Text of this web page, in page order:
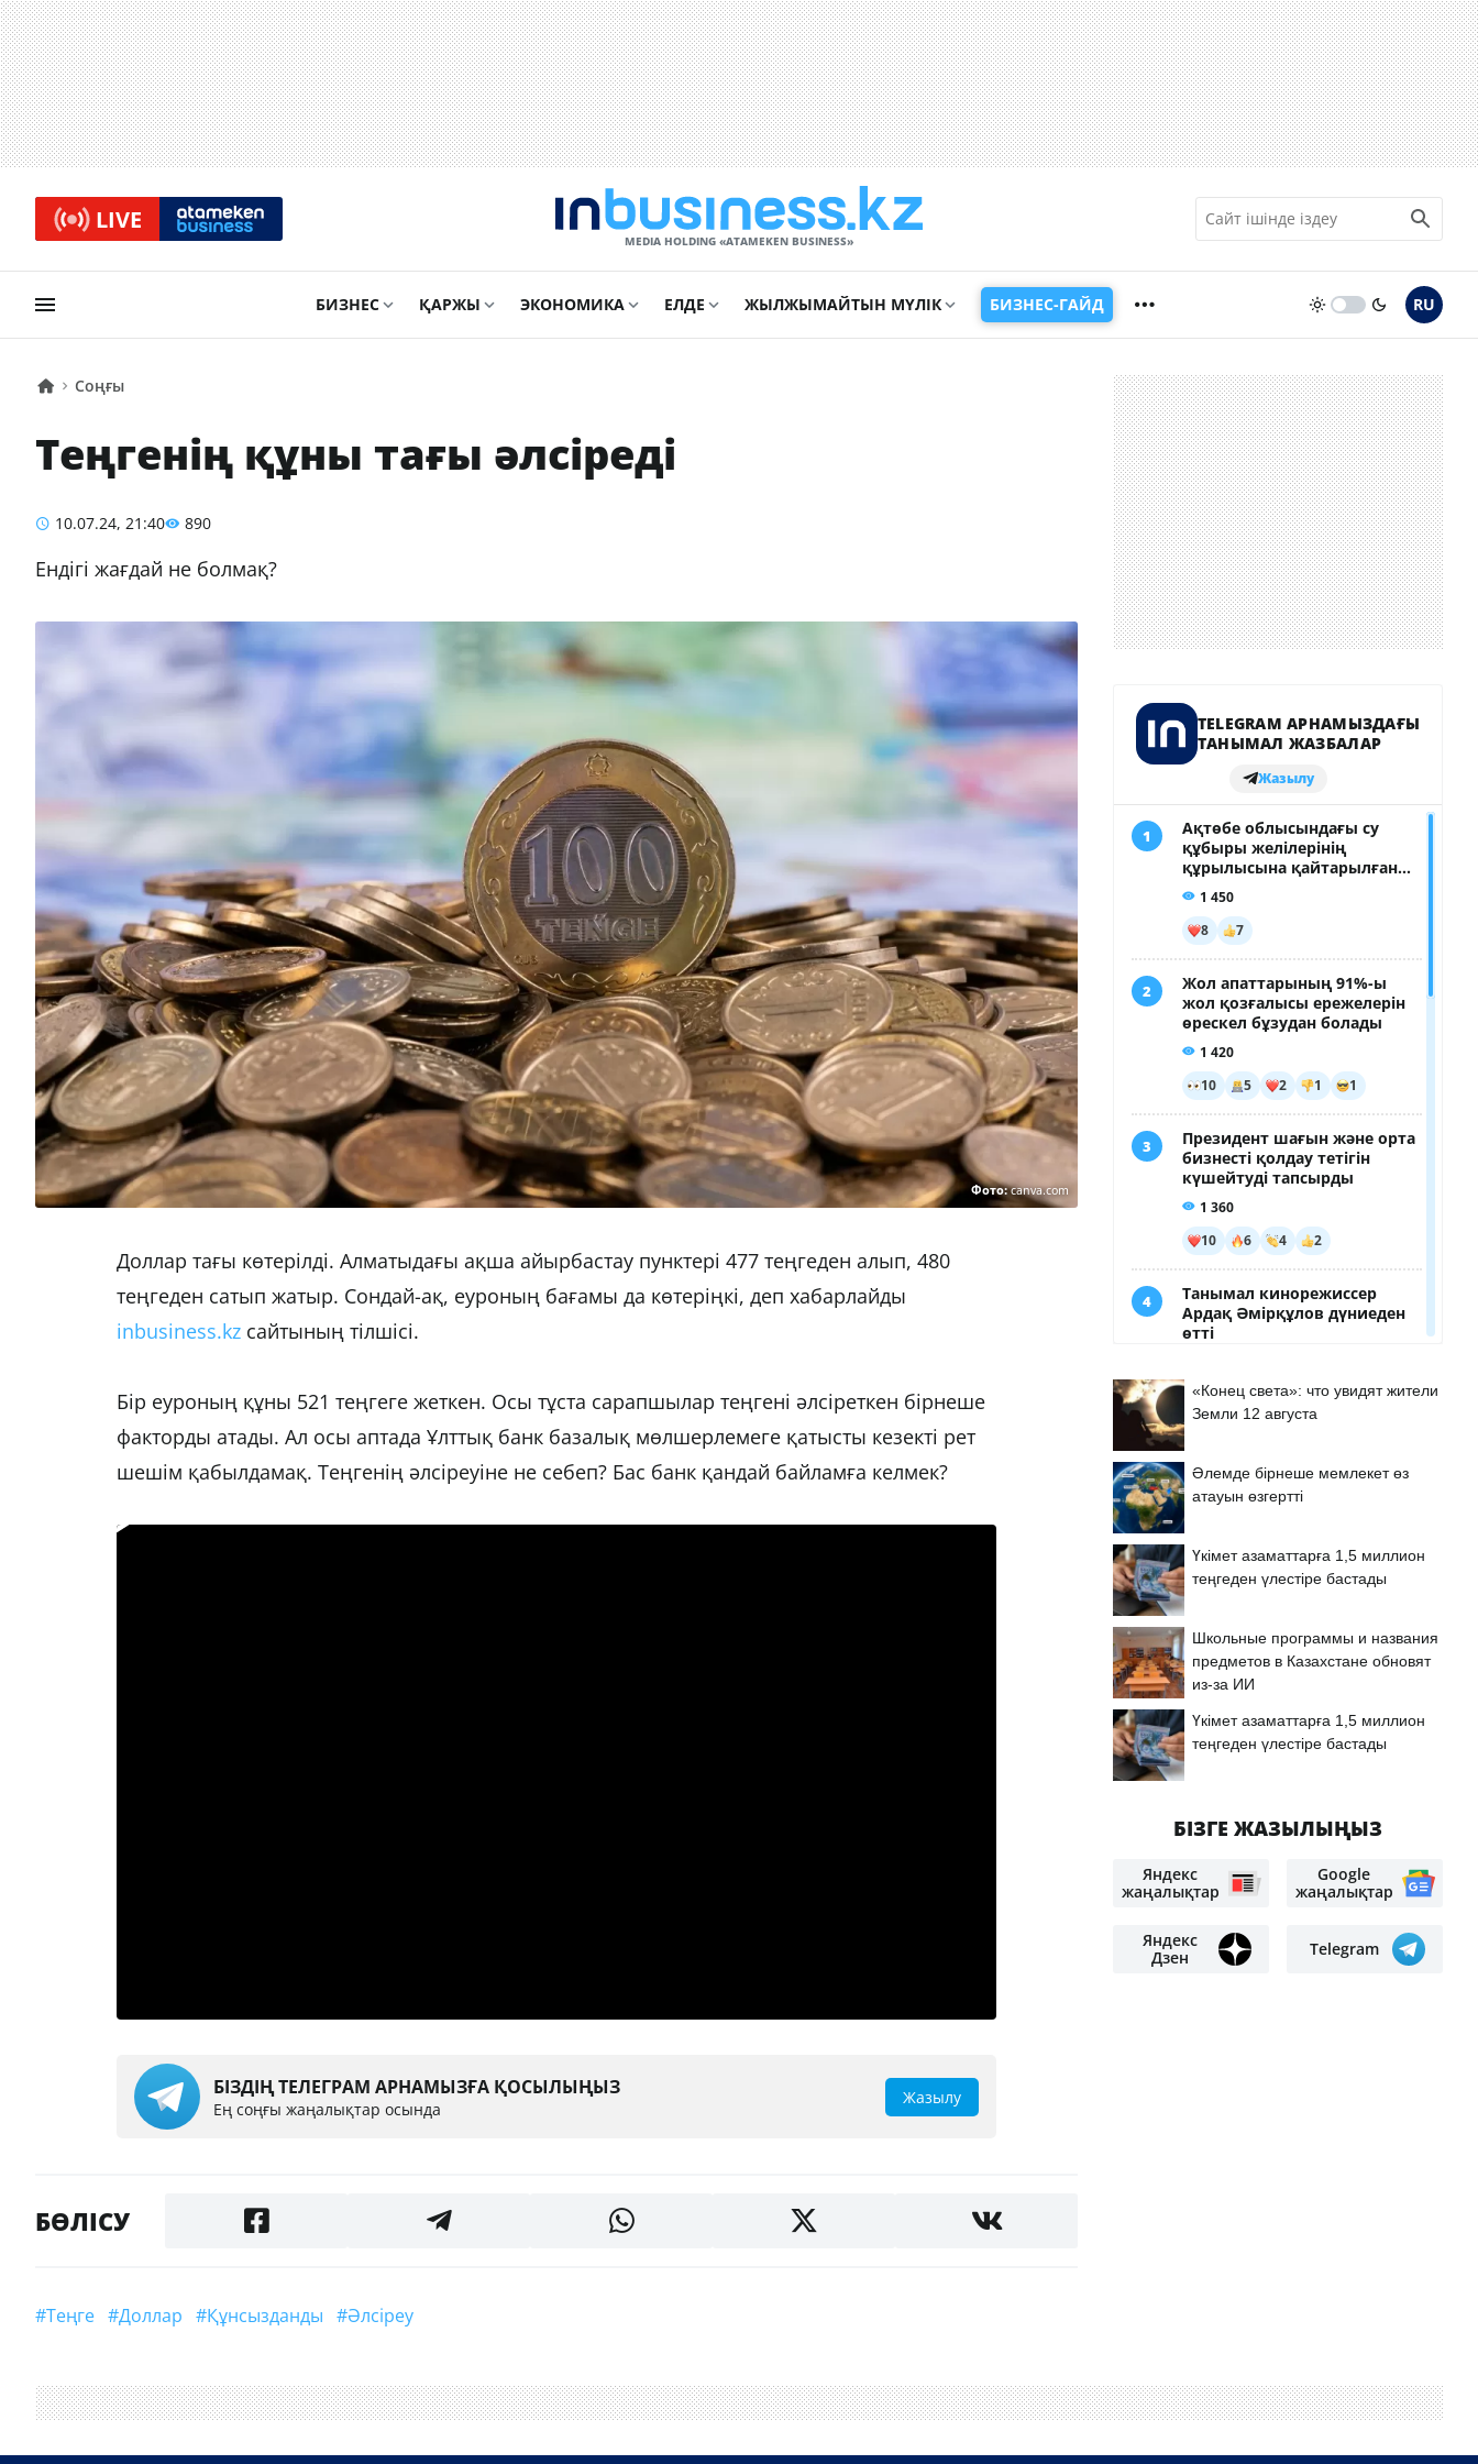
LIVE
MEDIA HOLDING «ATAMEKЕN BUSINESS»
БИЗНЕС ҚАРЖЫ ЭКОНОМИКА ЕЛДЕ ЖЫЛЖЫМАЙТЫН МҮЛІК БИЗНЕС-ГАЙД RU
Соңғы
Теңгенің құны тағы әлсіреді
10.07.24, 21:40 890
Ендігі жағдай не болмақ?
Фото:canva.com
Доллар тағы көтерілді. Алматыдағы ақша айырбастау пунктері 477 теңгеден алып, 480
теңгеден сатып жатыр. Сондай-ақ, еуроның бағамы да көтеріңкі, деп хабарлайды
inbusiness.kz сайтының тілшісі.
Бір еуроның құны 521 теңгеге жеткен. Осы тұста сарапшылар теңгені әлсіреткен бірнеше
факторды атады. Ал осы аптада Ұлттық банк базалық мөлшерлемеге қатысты кезекті рет
шешім қабылдамақ. Теңгенің әлсіреуіне не себеп? Бас банк қандай байламға келмек?
БІЗДІҢ ТЕЛЕГРАМ АРНАМЫЗҒА ҚОСЫЛЫҢЫЗ
Ең соңғы жаңалықтар осында
Жазылу
БӨЛІСУ
#Теңге #доллар #құнсызданды #әлсіреу
«Конец света»: что увидят жители
Земли 12 августа
Әлемде бірнеше мемлекет өз
атауын өзгертті
Үкімет азаматтарға 1,5 миллион
теңгеден үлестіре бастады
Школьные программы и названия
предметов в Казахстане обновят
из-за ИИ
Үкімет азаматтарға 1,5 миллион
теңгеден үлестіре бастады
БІЗГЕ ЖАЗЫЛЫҢЫЗ
Яндекс
жаңалықтар
Google
жаңалықтар
Яндекс
Дзен
Telegram